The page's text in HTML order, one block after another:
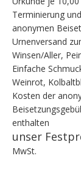
Terminierung
anonymen
Urnenversand
Winsen/Aller,
Einfache
Weinrot,
Kosten der
enthalten
unser